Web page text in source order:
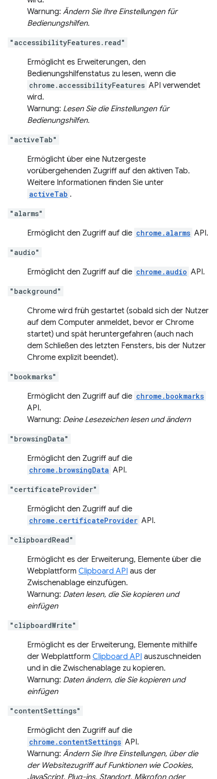
Warnung: Ändern Sie Ihre Einstellungen für
Bedienungshilfen.
"accessibilityFeatures.read"
Ermöglicht es Erweiterungen, den
Bedienungshilfenstatus zu lesen, wenn die
chrome.accessibilityFeatures API verwendet
wird.
Warnung: Lesen Sie die Einstellungen für
Bedienungshilfen.
"activeTab"
Ermöglicht über eine Nutzergeste
vorübergehenden Zugriff auf den aktiven Tab.
Weitere Informationen finden Sie unter
activeTab .
"alarms"
Ermöglicht den Zugriff auf die chrome.alarms API.
"audio"
Ermöglicht den Zugriff auf die chrome.audio API.
"background"
Chrome wird früh gestartet (sobald sich der Nutzer
auf dem Computer anmeldet, bevor er Chrome
startet) und spät heruntergefahren (auch nach
dem Schließen des letzten Fensters, bis der Nutzer
Chrome explizit beendet).
"bookmarks"
Ermöglicht den Zugriff auf die chrome.bookmarks
API.
Warnung: Deine Lesezeichen lesen und ändern
"browsingData"
Ermöglicht den Zugriff auf die
chrome.browsingData API.
"certificateProvider"
Ermöglicht den Zugriff auf die
chrome.certificateProvider API.
"clipboardRead"
Ermöglicht es der Erweiterung, Elemente über die
Webplattform Clipboard API aus der
Zwischenablage einzufügen.
Warnung: Daten lesen, die Sie kopieren und
einfügen
"clipboardWrite"
Ermöglicht es der Erweiterung, Elemente mithilfe
der Webplattform Clipboard API auszuschneiden
und in die Zwischenablage zu kopieren.
Warnung: Daten ändern, die Sie kopieren und
einfügen
"contentSettings"
Ermöglicht den Zugriff auf die
chrome.contentSettings API.
Warnung: Ändern Sie Ihre Einstellungen, über die
der Websitezugriff auf Funktionen wie Cookies,
JavaScript, Plug-ins, Standort, Mikrofon oder